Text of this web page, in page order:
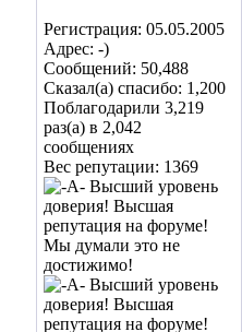
Регистрация: 05.05.2005
Адрес: -)
Сообщений: 50,488
Сказал(а) спасибо: 1,200
Поблагодарили 3,219
раз(а) в 2,042
сообщениях
Вес репутации: 1369